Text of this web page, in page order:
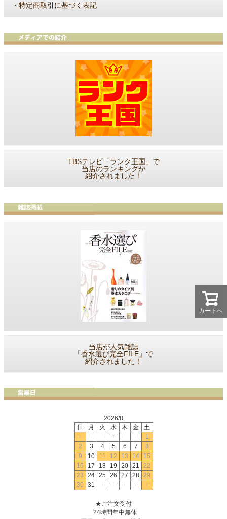
カートへ
・ 特定商取引に基づく表記
TBSテレビ「ランク王国」で
当店のランキングが
紹介されました！
当店が人気雑誌
「香水選び完全FILE」で
紹介されました！
2026/8
日
月 火 水 木 金
土
-
- - - - -
1
2
3 4 5 6 7
8
9
10 11 12 13 14
15
16
17 18 19 20 21
22
23
24 25 26 27 28
29
30
31 - - - - -
★ご注文受付
24時間年中無休